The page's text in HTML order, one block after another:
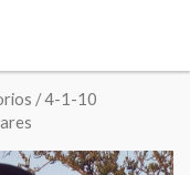
/4-1-10